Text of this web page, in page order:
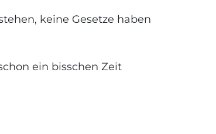
keine Gesetze haben
ein bisschen Zeit